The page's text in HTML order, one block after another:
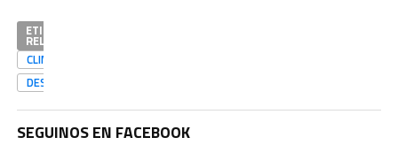
ETIQUETAS
RELACIONADAS
CLIMA
DESTACADAS
SEGUINOS EN FACEBOOK